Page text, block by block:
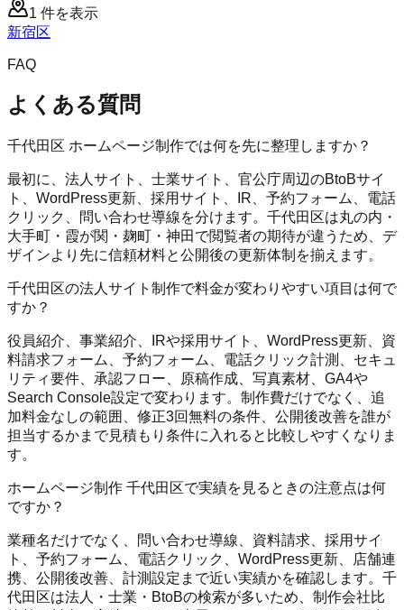
1 件を表示
新宿区
FAQ
よくある質問
千代田区 ホームページ制作では何を先に整理しますか？
最初に、法人サイト、士業サイト、官公庁周辺のBtoBサイ
ト、WordPress更新、採用サイト、IR、予約フォーム、電話
クリック、問い合わせ導線を分けます。千代田区は丸の内・
大手町・霞が関・麹町・神田で閲覧者の期待が違うため、デ
ザインより先に信頼材料と公開後の更新体制を揃えます。
千代田区の法人サイト制作で料金が変わりやすい項目は何で
すか？
役員紹介、事業紹介、IRや採用サイト、WordPress更新、資
料請求フォーム、予約フォーム、電話クリック計測、セキュ
リティ要件、承認フロー、原稿作成、写真素材、GA4や
Search Console設定で変わります。制作費だけでなく、追
加料金なしの範囲、修正3回無料の条件、公開後改善を誰が
担当するかまで見積もり条件に入れると比較しやすくなりま
す。
ホームページ制作 千代田区で実績を見るときの注意点は何
ですか？
業種名だけでなく、問い合わせ導線、資料請求、採用サイ
ト、予約フォーム、電話クリック、WordPress更新、店舗連
携、公開後改善、計測設定まで近い実績かを確認します。千
代田区は法人・士業・BtoBの検索が多いため、制作会社比